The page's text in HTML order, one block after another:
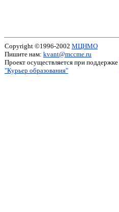
Copyright ©1996-2002 МЦНМО
Пишите нам: kvant@mccme.ru
Проект осуществляется при поддержке
"Курьер образования"